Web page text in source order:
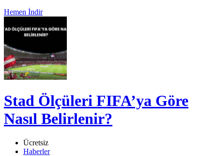
Hemen İndir
Stad Ölçüleri FIFA’ya Göre
Nasıl Belirlenir?
Ücretsiz
Haberler